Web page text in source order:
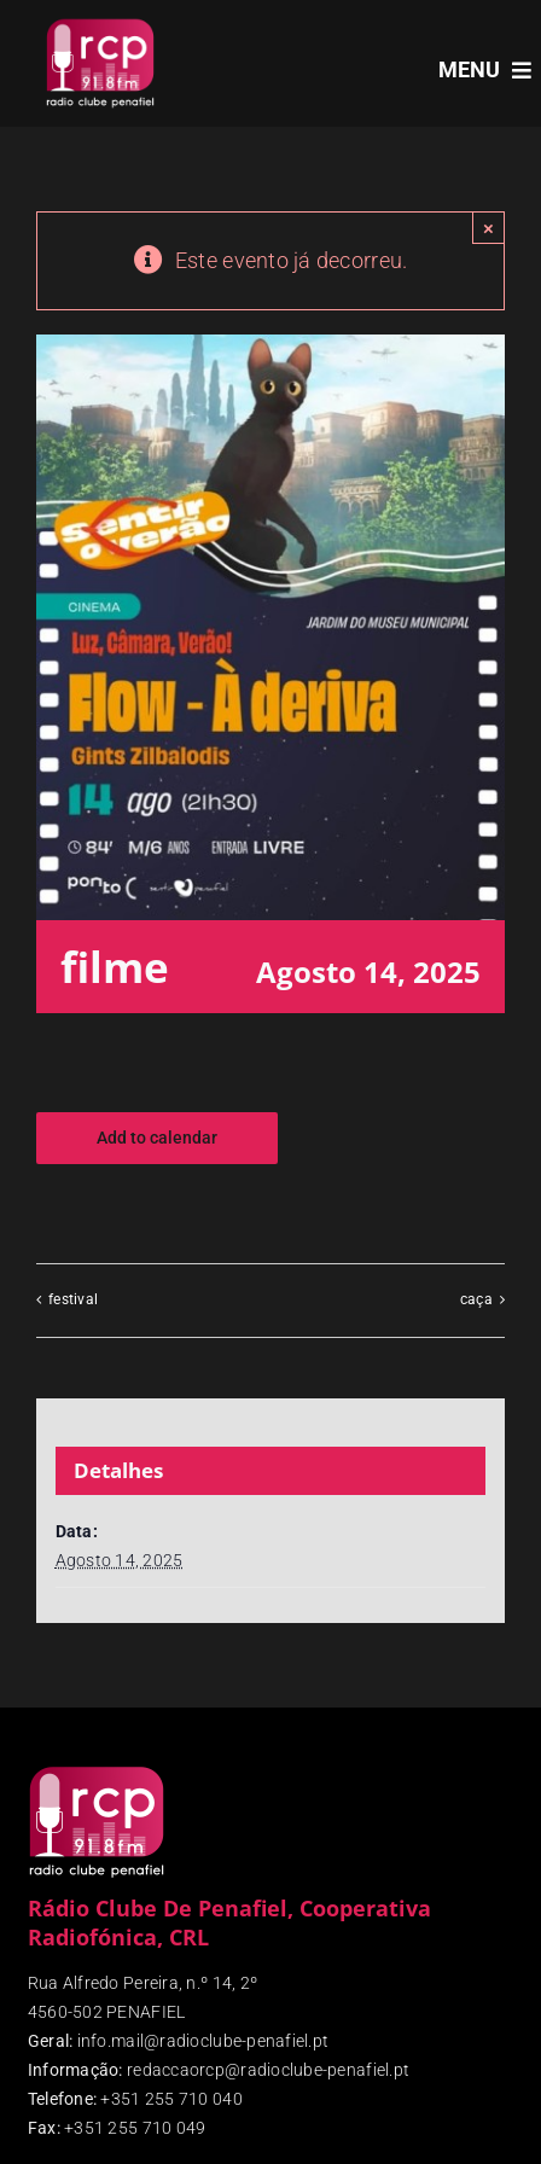
content
MENU
PROGRAMAS
PODCASTS
EVENTOS
ESPAÇO OUVINTE
A RCP
CONTACTOS
OUVIR
Este evento já decorreu.
×
filme Agosto 14, 2025
Add to calendar
festival caça
Detalhes
Data:
Agosto 14, 2025
Rádio Clube De Penafiel, Cooperativa
Radiofónica, CRL
Rua Alfredo Pereira, n.º 14, 2º
4560-502 PENAFIEL
Geral: info.mail@radioclube-penafiel.pt
Informação: redaccaorcp@radioclube-penafiel.pt
Telefone: +351 255 710 040
Fax:+351 255 710 049